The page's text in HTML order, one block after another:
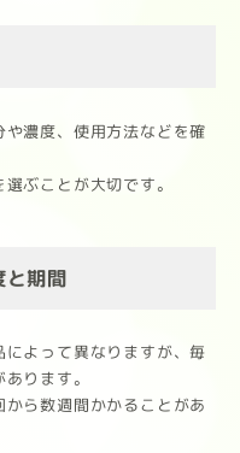
濃度、使用方法などを確
ぶことが大切です。
と期間
よって異なりますが、毎
ります。
ら数週間かかることがあ